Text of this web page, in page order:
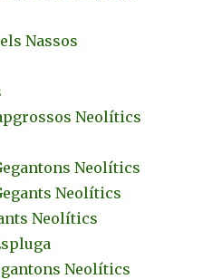
Nassos
Neolítics
Neolítics
Neolítics
Neolítics
Neolítics